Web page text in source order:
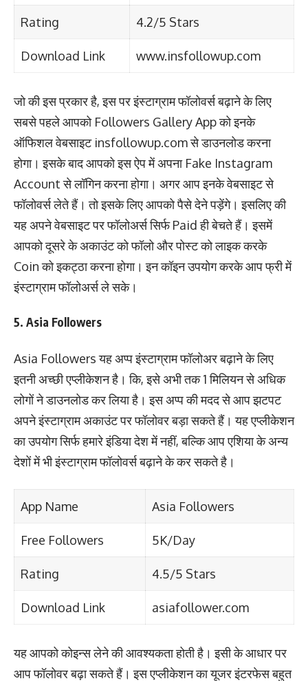
Rating 4.2/5 Stars
Download Link www.insfollowup.com
जो की इस प्रकार है, इस पर इंस्टाग्राम फॉलोवर्स बढ़ाने के लिए
सबसे पहले आपको Followers Gallery App को इनके
ऑफिशल वेबसाइट insfollowup.com से डाउनलोड करना
होगा। इसके बाद आपको इस ऐप में अपना Fake Instagram
Account से लॉगिन करना होगा। अगर आप इनके वेबसाइट से
फॉलोवर्स लेते हैं। तो इसके लिए आपको पैसे देने पड़ेंगे। इसलिए की
यह अपने वेबसाइट पर फॉलोअर्स सिर्फ Paid ही बेचते हैं। इसमें
आपको दूसरे के अकाउंट को फॉलो और पोस्ट को लाइक करके
Coin को इकट्ठा करना होगा। इन कॉइन उपयोग करके आप फ्री में
इंस्टाग्राम फॉलोअर्स ले सके।
5. Asia Followers
Asia Followers यह अप्प इंस्टाग्राम फॉलोअर बढ़ाने के लिए
इतनी अच्छी एप्लीकेशन है। कि, इसे अभी तक 1 मिलियन से अधिक
लोगों ने डाउनलोड कर लिया है। इस अप्प की मदद से आप झटपट
अपने इंस्टाग्राम अकाउंट पर फॉलोवर बड़ा सकते हैं। यह एप्लीकेशन
का उपयोग सिर्फ हमारे इंडिया देश में नहीं, बल्कि आप एशिया के अन्य
देशों में भी इंस्टाग्राम फॉलोवर्स बढ़ाने के कर सकते है।
App Name Asia Followers
Free Followers 5K/Day
Rating 4.5/5 Stars
Download Link asiafollower.com
यह आपको कोइन्स लेने की आवश्यकता होती है। इसी के आधार पर
आप फॉलोवर बढ़ा सकते हैं। इस एप्लीकेशन का यूजर इंटरफेस बहुत